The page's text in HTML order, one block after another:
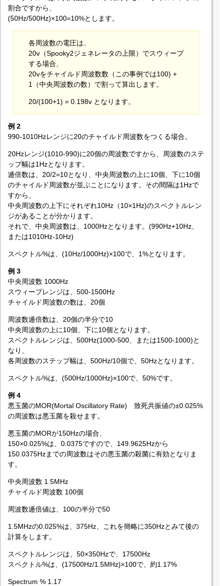
割合ですから、
(50Hz/500Hz)×100=10%とします。
各周波数の電圧は、
20v（Spooky2ジェネレータの上限）でスウィープ
する場合、
20vをチャイルド周波数数（この事例では100) +
1（中央周波数の数）で割って算出します。
20/(100+1) = 0.198v となります。
例 2
990-1010Hzレンジに20のチャイルド周波数をつくる場合。
20Hzレンジ(1010-990)に20個の周波数ですから、周波数のステ
ップ幅は1Hzとなります。
逓倍数は、20/2=10となり、中央周波数の上に10個、下に10個
のチャイルド周波数が並ぶことになります。その間隔は1Hzで
すから、
中央周波数の上下にそれぞれ10Hz（10×1Hz)のスペクトルレン
ジがあることが分かります。
それで、中央周波数は、1000Hzとなります。(990Hz+10Hz、
または1010Hz-10Hz)
スペクトル%は、(10Hz/1000Hz)×100で、1%となります。
例 3
中央周波数 1000Hz
スウィープレンジは、500-1500Hz
チャイルド周波数の数は、20個
周波数逓倍数は、20個の半分で10
中央周波数の上に10個、下に10個となります。
スペクトルレンジは、500Hz(1000-500、または1500-1000)と
なり、
各周波数のステップ幅は、500Hz/10個で、50Hzとなります。
スペクトル%は、(500Hz/1000Hz)×100で、50%です。
例 4
悪玉菌のMOR(Mortal Oscillatory Rate) 致死共振値の±0.025%
の周波数は悪玉菌を殺せます。
悪玉菌のMORが150Hzの場合、
150×0.025%は、0.0375ですので、149.9625Hzから
150.0375Hzまでの周波数はその悪玉菌の殺菌に有効となりま
す。
中央周波数 1.5MHz
チャイルド周波数 100個
周波数逓倍値は、100の半分で50
1.5MHzの0.025%は、375Hz、これを簡略に350Hzとみて後の
計算をします。
スペクトルレンジは、50×350Hzで、17500Hz
スペクトル%は、(17500Hz/1.5MHz)×100で、約1.17%
Spectrum % 1.17